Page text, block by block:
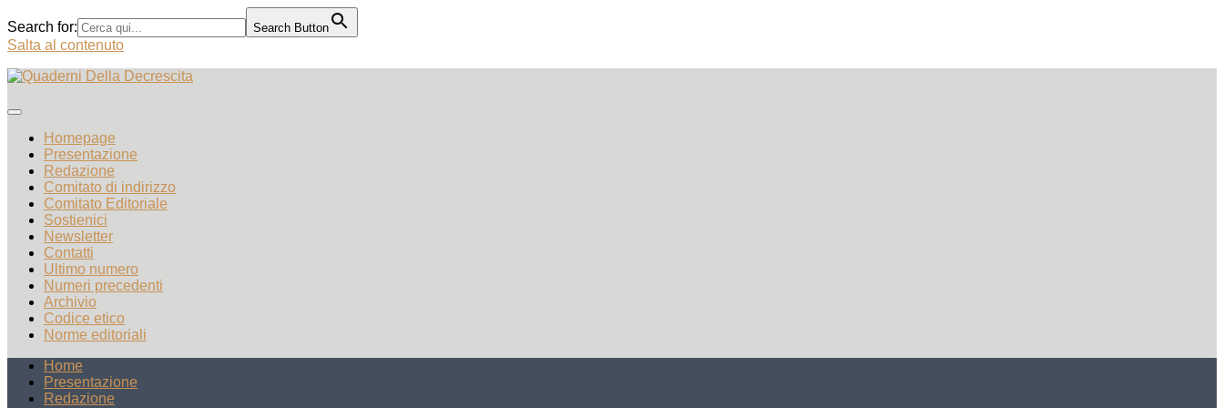
Search for: Search Button
Salta al contenuto
Homepage
Presentazione
Redazione
Comitato di indirizzo
Comitato Editoriale
Sostienici
Newsletter
Contatti
Ultimo numero
Numeri precedenti
Archivio
Codice etico
Norme editoriali
Home
Presentazione
Redazione